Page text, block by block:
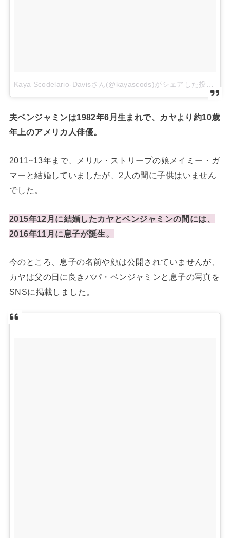
夫ベンジャミンは1982年6月生まれで、カヤより約10歳
年上のアメリカ人俳優。
2011~13年まで、メリル・ストリープの娘メイミー・ガ
マーと結婚していましたが、2人の間に子供はいません
でした。
2015年12月に結婚したカヤとベンジャミンの間には、
2016年11月に息子が誕生。
今のところ、息子の名前や顔は公開されていませんが、
カヤは父の日に良きパパ・ベンジャミンと息子の写真を
SNSに掲載しました。